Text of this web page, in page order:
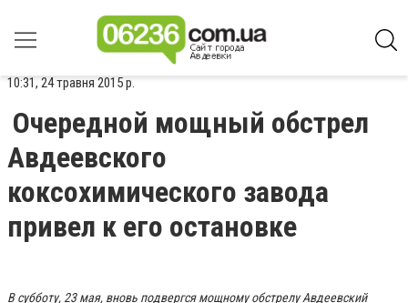
10:31, 24 травня 2015 р.
Очередной мощный обстрел
Авдеевского
коксохимического завода
привел к его остановке
В субботу, 23 мая, вновь подвергся мощному обстрелу Авдеевский